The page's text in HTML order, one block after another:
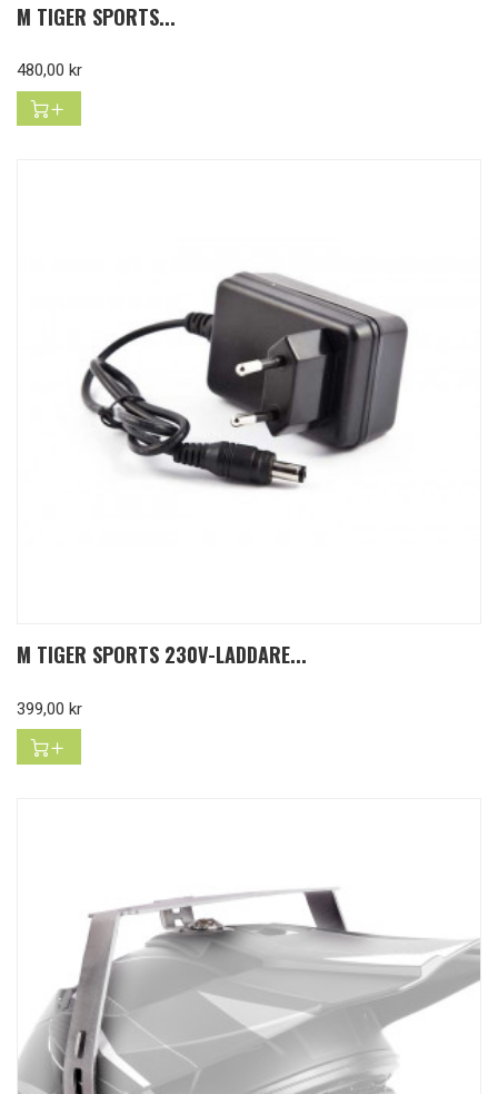
M TIGER SPORTS...
Pris
480,00 kr
M TIGER SPORTS 230V-LADDARE...
Pris
399,00 kr